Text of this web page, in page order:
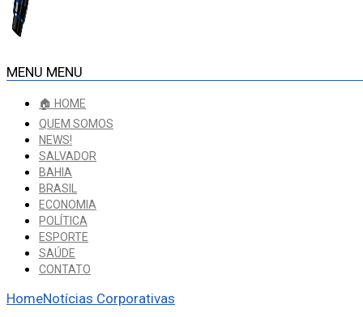
MENU MENU
🏠 HOME
QUEM SOMOS
NEWS!
SALVADOR
BAHIA
BRASIL
ECONOMIA
POLÍTICA
ESPORTE
SAÚDE
CONTATO
HomeNotícias Corporativas